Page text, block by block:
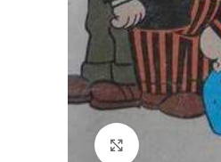
Klikni da